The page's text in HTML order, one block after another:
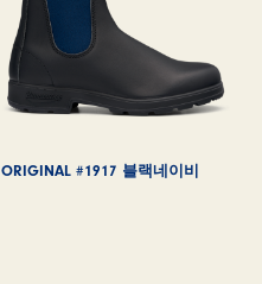
ORIGINAL #1917 블랙네이비